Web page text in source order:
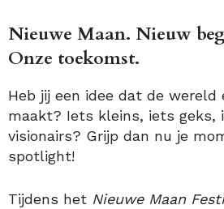
Nieuwe Maan. Nieuw
Onze toekomst.
Heb jij een idee dat de wereld
maakt? Iets kleins, iets geks,
visionairs? Grijp dan nu je
spotlight!
Tijdens het Nieuwe Maan